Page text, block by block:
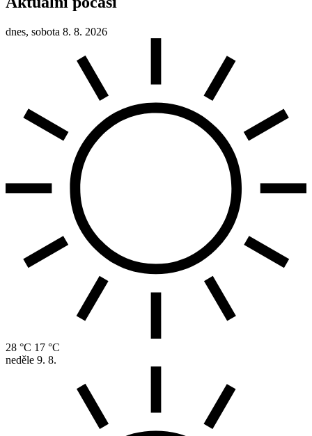
dnes, sobota 8. 8. 2026
28 °C 17 °C
neděle 9. 8.